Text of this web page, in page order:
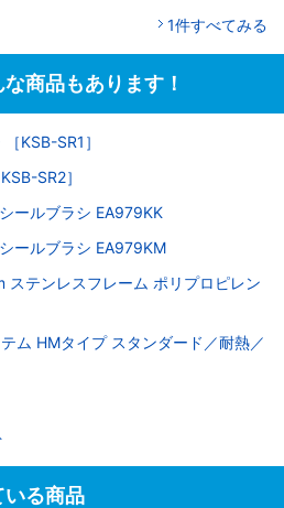
1件すべてみる
商品もあります！
KSB-SR1］
SR2］
ールブラシ EA979KK
ールブラシ EA979KM
ステンレスフレーム ポリプロピレン
ム HMタイプ スタンダード／耐熱／
いる商品